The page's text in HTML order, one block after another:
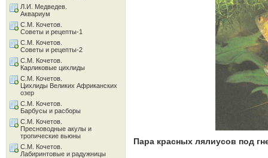
Пара красных лялиусов под
Л.И. Медведев.
Аквариум
С.М. Кочетов.
Советы и рецепты-1
С.М. Кочетов.
Советы и рецепты-2
С.М. Кочетов.
Карликовые цихлиды
С.М. Кочетов.
Цихлиды Великих Африканских
озер
С.М. Кочетов.
Барбусы и расборы
С.М. Кочетов.
Пресноводные акулы и
тропические вьюны
С.М. Кочетов.
Лабиринтовые и радужницы